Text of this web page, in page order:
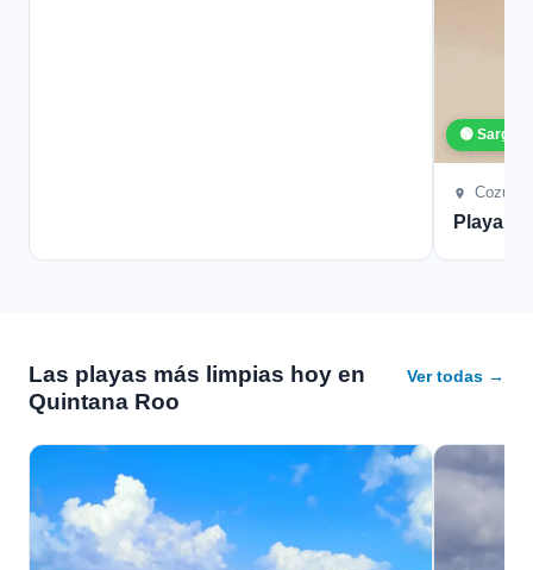
🟢
Playa
Las playas más limpias hoy en
Quintana Roo
Ver todas →